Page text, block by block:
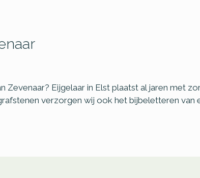
Zevenaar? Eijgelaar in Elst plaatst al jaren met
verzorgen wij ook het bijbeletteren